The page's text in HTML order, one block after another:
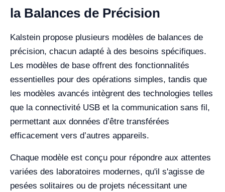
la Balances de Précision
Kalstein propose plusieurs modèles de balances de
précision, chacun adapté à des besoins spécifiques.
Les modèles de base offrent des fonctionnalités
essentielles pour des opérations simples, tandis que
les modèles avancés intègrent des technologies telles
que la connectivité USB et la communication sans fil,
permettant aux données d’être transférées
efficacement vers d’autres appareils.
Chaque modèle est conçu pour répondre aux attentes
variées des laboratoires modernes, qu'il s'agisse de
pesées solitaires ou de projets nécessitant une